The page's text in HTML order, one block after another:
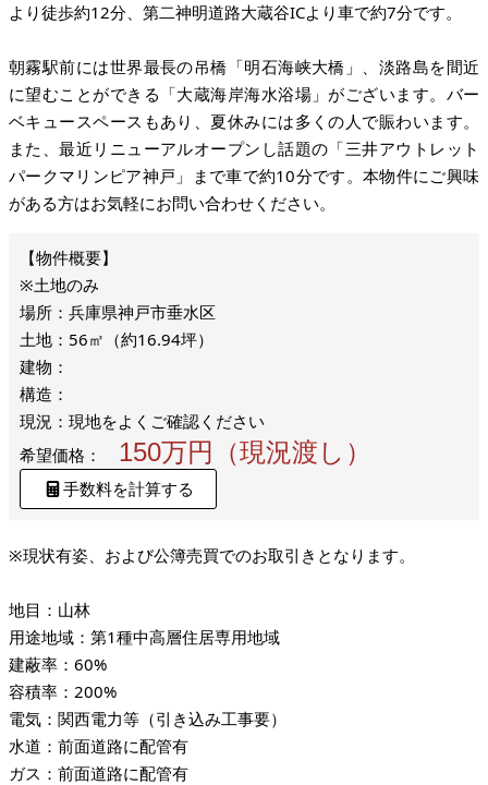
より徒歩約12分、第二神明道路大蔵谷ICより車で約7分です。
朝霧駅前には世界最長の吊橋「明石海峡大橋」、淡路島を間近
に望むことができる「大蔵海岸海水浴場」がございます。バー
ベキュースペースもあり、夏休みには多くの人で賑わいます。
また、最近リニューアルオープンし話題の「三井アウトレット
パークマリンピア神戸」まで車で約10分です。本物件にご興味
がある方はお気軽にお問い合わせください。
※土地のみ
場所：兵庫県神戸市垂水区
土地：56㎡（約16.94坪）
建物：
構造：
現況：現地をよくご確認ください
希望価格：
150万円（現況渡し）
手数料を計算する
※現状有姿、および公簿売買でのお取引きとなります。
地目：山林
用途地域：第1種中高層住居専用地域
建蔽率：60%
容積率：200%
電気：関西電力等（引き込み工事要）
水道：前面道路に配管有
ガス：前面道路に配管有